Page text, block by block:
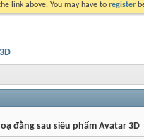
link above. You may have to register
đằng sau siêu phẩm Avatar 3D